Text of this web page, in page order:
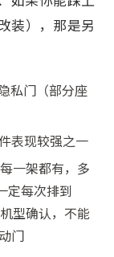
装），那是另
私门（部分座
表现较强之一
一架都有，多
定每次排到
型确认，不能
门